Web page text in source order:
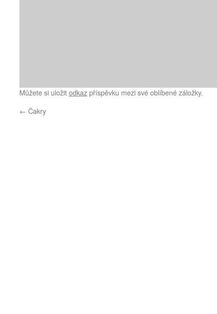
Můžete si uložitodkazpříspěvku mezi své oblíbené záložky.
← Čakry